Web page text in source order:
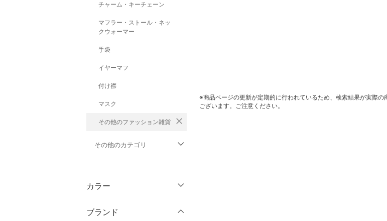
チャーム・キーチェーン
マフラー・ストール・ネッ
クウォーマー
手袋
イヤーマフ
付け襟
マスク
その他のファッション雑貨 close
その他のカテゴリ
パンツ
カラー
ブランド
※商品ページの更新が定期的に行われているため、検索結果が実際
ございます。ご注意ください。